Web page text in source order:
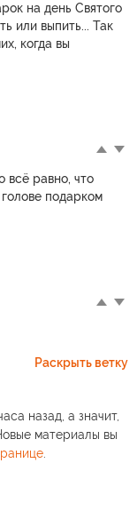
на день Святого
или выпить... Так
когда вы
равно, что
подарком
Раскрыть ветку
назад, а значит,
материалы вы
.